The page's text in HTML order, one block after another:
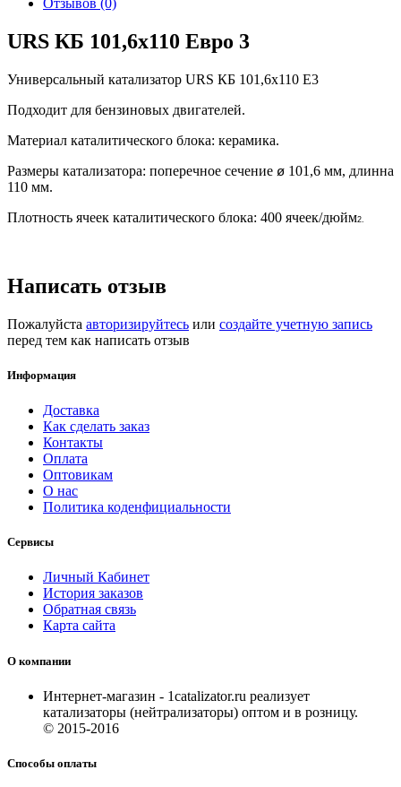
Отзывов (0)
URS КБ 101,6х110 Евро 3
Универсальный катализатор URS КБ 101,6х110 E3
Подходит для бензиновых двигателей.
Материал каталитического блока: керамика.
Размеры катализатора: поперечное сечение ø 101,6 мм, длинна
110 мм.
Плотность ячеек каталитического блока: 400 ячеек/дюйм2.
Написать отзыв
Пожалуйста авторизируйтесь или создайте учетную запись
перед тем как написать отзыв
Информация
Доставка
Как сделать заказ
Контакты
Оплата
Оптовикам
О нас
Политика коденфициальности
Сервисы
Личный Кабинет
История заказов
Обратная связь
Карта сайта
О компании
Интернет-магазин - 1catalizator.ru реализует
катализаторы (нейтрализаторы) оптом и в розницу.
© 2015-2016
Способы оплаты